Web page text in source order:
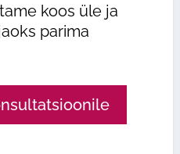
koos üle ja
parima